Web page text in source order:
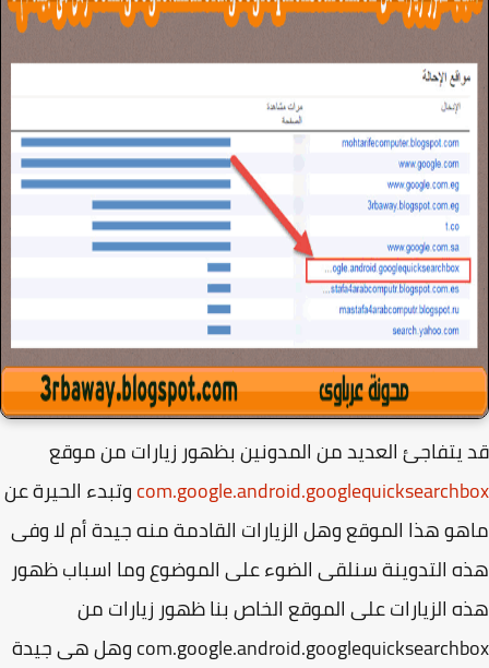
العديد من المدونين بظهور زيارات من موقع
وتبدء الحيرة عن
هذا الموقع وهل الزيارات القادمة منه جيدة أم لا وفى
التدوينة سنلقى الضوء على الموضوع وما اسباب ظهور
الزيارات على الموقع الخاص بنا ظهور زيارات من
com.google.android.googlequicksearchbox وهل هى جيدة